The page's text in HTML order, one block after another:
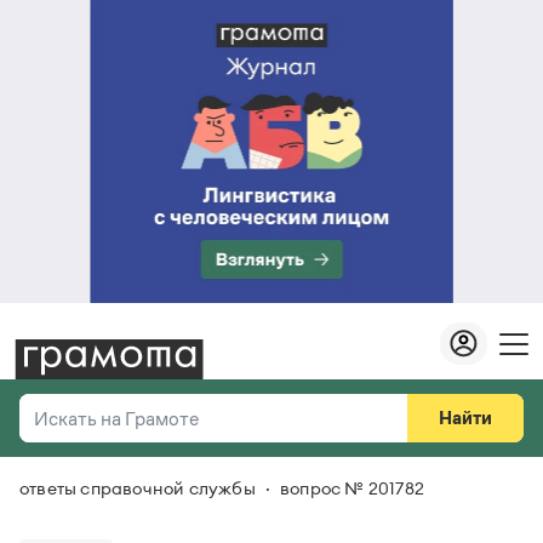
Искать на Грамоте
Справочная служба
Найти
Везде
ответы справочной службы вопрос № 201782